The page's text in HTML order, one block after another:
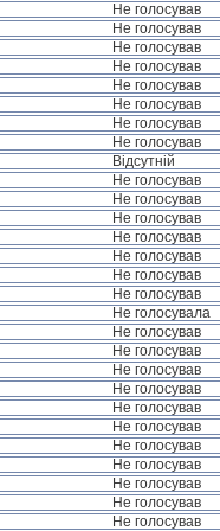
Не голосував
Не голосував
Не голосував
Не голосував
Не голосував
Не голосував
Не голосував
Не голосував
Відсутній
Не голосував
Не голосував
Не голосував
Не голосував
Не голосував
Не голосував
Не голосував
Не голосувала
Не голосував
Не голосував
Не голосував
Не голосував
Не голосував
Не голосував
Не голосував
Не голосував
Не голосував
Не голосував
Не голосував